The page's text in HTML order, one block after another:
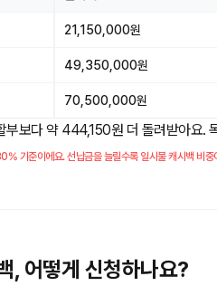
21,150,000원
49,350,000원
70,500,000원
부보다 약 444,150원 더 돌려받아요.
기준이에요. 선납금을 늘릴수록 일시불 캐시백 비
, 어떻게 신청하나요?